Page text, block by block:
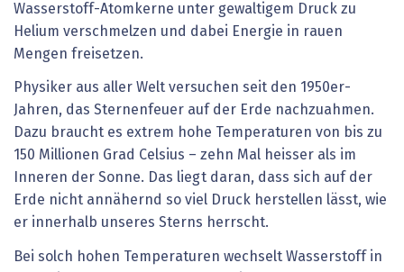
Wasserstoff-Atomkerne unter gewaltigem Druck zu
Helium verschmelzen und dabei Energie in rauen
Mengen freisetzen.
Physiker aus aller Welt versuchen seit den 1950er-
Jahren, das Sternenfeuer auf der Erde nachzuahmen.
Dazu braucht es extrem hohe Temperaturen von bis zu
150 Millionen Grad Celsius – zehn Mal heisser als im
Inneren der Sonne. Das liegt daran, dass sich auf der
Erde nicht annähernd so viel Druck herstellen lässt, wie
er innerhalb unseres Sterns herrscht.
Bei solch hohen Temperaturen wechselt Wasserstoff in